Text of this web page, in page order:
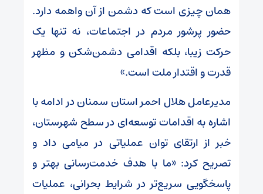
همان چیزی است که دشمن از آن واهمه دارد.
حضور پرشور مردم در اجتماعات، نه تنها یک
حرکت زیبا، بلکه اقدامی دشمن‌شکن و مظهر
قدرت و اقتدار ملت است.»
مدیرعامل هلال احمر استان سمنان در ادامه با
اشاره به اقدامات توسعه‌ای در سطح شهرستان،
خبر از ارتقای توان عملیاتی در میامی داد و
تصریح کرد: «ما با هدف خدمت‌رسانی بهتر و
پاسخگویی سریع‌تر در شرایط بحرانی، عملیات